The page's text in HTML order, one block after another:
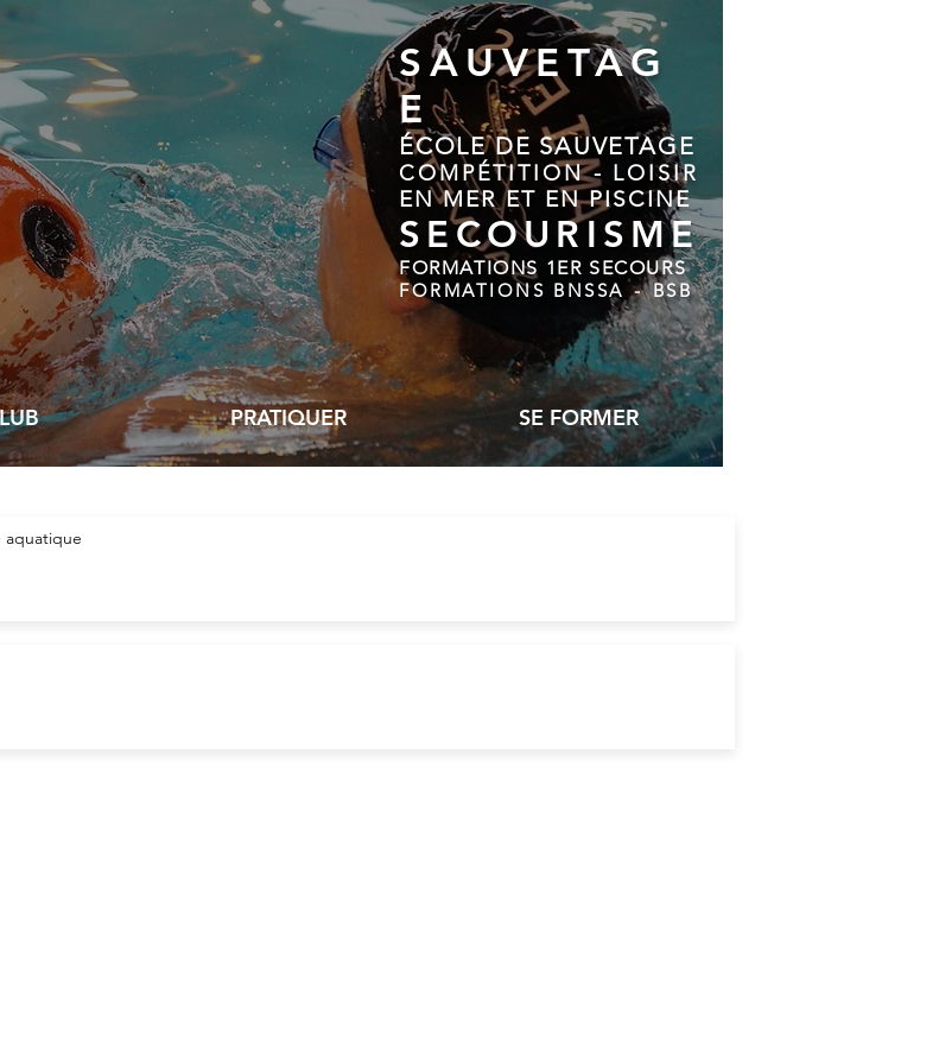
SAUVETAG
E
ÉCOLE DE SAUVETAGE
COMPÉTITION - LOISIR
EN MER ET EN PISCINE
SECOURISME
FORMATIONS 1ER SECOURS
FORMATIONS BNSSA - BSB
PRATIQUER SE FORMER
aquatique